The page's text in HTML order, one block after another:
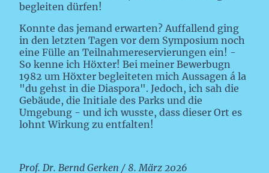
begleiten dürfen!
Konnte das jemand erwarten? Auffallend ging
in den letzten Tagen vor dem Symposium noch
eine Fülle an Teilnahmereservierungen ein! -
So kenne ich Höxter! Bei meiner Bewerbugn
1982 um Höxter begleiteten mich Aussagen á la
"du gehst in die Diaspora". Jedoch, ich sah die
Gebäude, die Initiale des Parks und die
Umgebung - und ich wusste, dass dieser Ort es
lohnt Wirkung zu entfalten!
Prof. Dr. Bernd Gerken / 8. März 2026